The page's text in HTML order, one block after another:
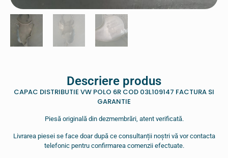
Descriere produs
CAPAC DISTRIBUTIE VW POLO 6R COD 03L109147 FACTURA SI
GARANTIE
Piesă originală din dezmembrări, atent verificată.
Livrarea piesei se face doar după ce consultanții noștri vă vor contacta
telefonic pentru confirmarea comenzii efectuate.